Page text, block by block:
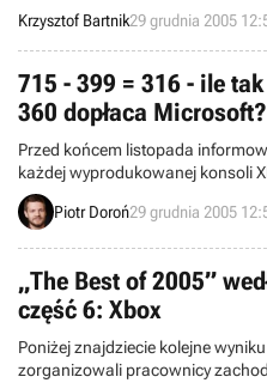
nadchodzącym rozszerzeniu,
Crusade, a przedstawiciele firmy
milczą na ten temat. Ostatnio
rewelacje przyniosła zapowiedź
lutowego numeru magazynu
Krzysztof Bartnik29 grudnia 2005
715 - 399 = 316 - ile
360 dopłaca Microsoft?
Przed końcem listopada
każdej wyprodukowanej konsoli
wtedy, że jest to „spora sumka”.
ona wcale nie jest. Za taką
Piotr Doroń29 grudnia 2005
„The Best of 2005”
część 6: Xbox
Poniżej znajdziecie kolejne
zorganizowali pracownicy